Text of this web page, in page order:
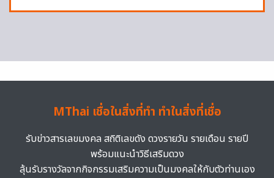
MThai เชื่อในสิ่งที่ทำ ทำในสิ่งที่เชื่อ
รับข่าวสารเลขมงคล สถิติเลขดัง ดวงรายวัน รายเดือน รายปี
พร้อมแนะนำวิธีเสริมดวง
ลุ้นรับรางวัลจากกิจกรรมเสริมความเป็นมงคลให้กับตัวท่านเอง